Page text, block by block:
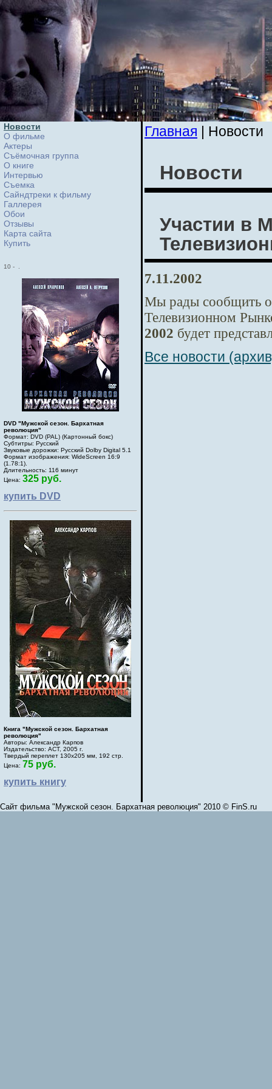
Новости
О фильме
Актеры
Съёмочная группа
О книге
Интервью
Cъемка
Сайндтреки к фильму
Галлерея
Обои
Отзывы
Карта сайта
Купить
10 -
DVD "Мужской сезон. Бархатная
революция"
Формат: DVD (PAL) (Картонный бокс)
Субтитры: Русский
Звуковые дорожки: Русский Dolby Digital 5.1
Формат изображения: WideScreen 16:9
(1.78:1).
Длительность: 116 минут
Цена: 325 руб.
купить DVD
Книга "Мужской сезон. Бархатная
революция"
Авторы: Александр Карпов
Издательство: АСТ, 2005 г.
Твердый переплет 130х205 мм, 192 стр.
Цена: 75 руб.
купить книгу
Главная | Новости
Новости
Участии в
7.11.2002
Мы рады сообщить
Телевизионном
2002 будет
Все новости
Сайт фильма "Мужской сезон. Бархатная революция" 2010 © FinS.ru